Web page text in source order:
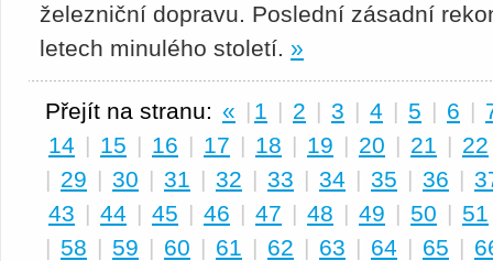
železniční dopravu. Poslední zásadní
letech minulého století. »
Přejít na stranu: « | 1 | 2 | 3 | 4 | 5 | 6 |
14 | 15 | 16 | 17 | 18 | 19 | 20 | 21 | 22
| 29 | 30 | 31 | 32 | 33 | 34 | 35 | 36 |
43 | 44 | 45 | 46 | 47 | 48 | 49 | 50 | 51
| 58 | 59 | 60 | 61 | 62 | 63 | 64 | 65 |